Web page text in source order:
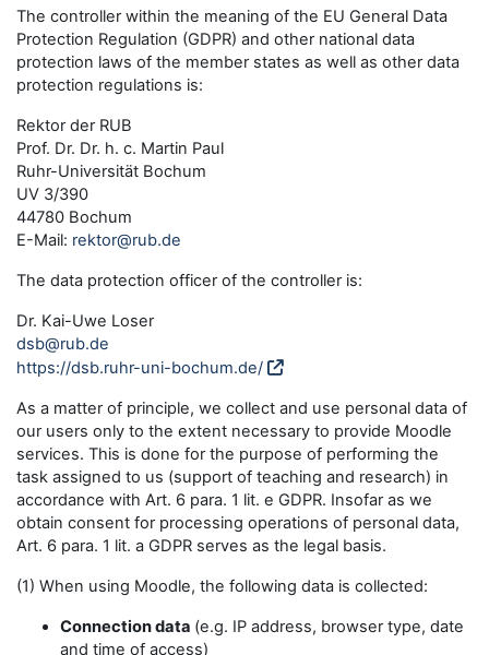
The controller within the meaning of the EU General Data
Protection Regulation (GDPR) and other national data
protection laws of the member states as well as other data
protection regulations is:
Rektor der RUB
Prof. Dr. Dr. h. c. Martin Paul
Ruhr-Universität Bochum
UV 3/390
44780 Bochum
E-Mail: rektor@rub.de
The data protection officer of the controller is:
Dr. Kai-Uwe Loser
dsb@rub.de
https://dsb.ruhr-uni-bochum.de/
As a matter of principle, we collect and use personal data of
our users only to the extent necessary to provide Moodle
services. This is done for the purpose of performing the
task assigned to us (support of teaching and research) in
accordance with Art. 6 para. 1 lit. e GDPR. Insofar as we
obtain consent for processing operations of personal data,
Art. 6 para. 1 lit. a GDPR serves as the legal basis.
(1) When using Moodle, the following data is collected:
Connection data (e.g. IP address, browser type, date
and time of access)